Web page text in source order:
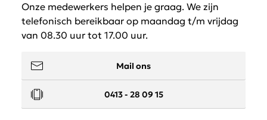
Onze medewerkers helpen je graag. We zijn
telefonisch bereikbaar op maandag t/m vrijdag
van 08.30 uur tot 17.00 uur.
Mail ons
0413 - 28 09 15